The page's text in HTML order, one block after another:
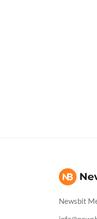
Newsbit